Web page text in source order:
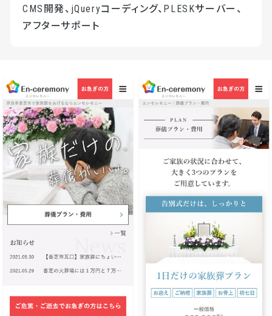
CMS開発、jQueryコーディング、PLESKサーバー、
アフターサポート